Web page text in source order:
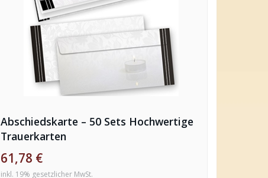
Abschiedskarte – 50 Sets Hochwertige
Trauerkarten
61,78 €
inkl. 19% gesetzlicher MwSt.